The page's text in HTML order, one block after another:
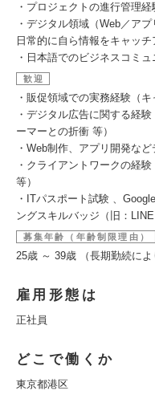
・プロジェクトの進行管理
・デジタル領域（Web／ア
日常的に自ら情報をキャッ
・日本語でのビジネスコミ
歓迎
・販促領域での実務経験（
・デジタル広告に関する経
ーマーとの折衝 等）
・Web制作、アプリ開発な
・クライアントワークの経
等）
・ITパスポート試験 、
ングスキルバッジ（旧：LINE
募集年齢（年齢制限理由）
25歳 ～ 39歳 （長期勤続によ
雇用形態は
正社員
どこで働くか
東京都港区